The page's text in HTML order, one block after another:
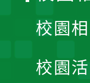
校園
校園